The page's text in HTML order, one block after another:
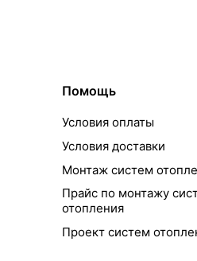
Помощь
Условия оплаты
Условия доставки
Монтаж систем
Прайс по монтажу
отопления
Проект систем